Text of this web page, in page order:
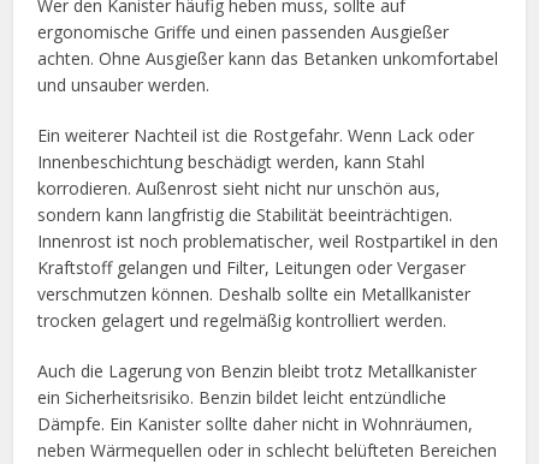
Wer den Kanister häufig heben muss, sollte auf
ergonomische Griffe und einen passenden Ausgießer
achten. Ohne Ausgießer kann das Betanken unkomfortabel
und unsauber werden.
Ein weiterer Nachteil ist die Rostgefahr. Wenn Lack oder
Innenbeschichtung beschädigt werden, kann Stahl
korrodieren. Außenrost sieht nicht nur unschön aus,
sondern kann langfristig die Stabilität beeinträchtigen.
Innenrost ist noch problematischer, weil Rostpartikel in den
Kraftstoff gelangen und Filter, Leitungen oder Vergaser
verschmutzen können. Deshalb sollte ein Metallkanister
trocken gelagert und regelmäßig kontrolliert werden.
Auch die Lagerung von Benzin bleibt trotz Metallkanister
ein Sicherheitsrisiko. Benzin bildet leicht entzündliche
Dämpfe. Ein Kanister sollte daher nicht in Wohnräumen,
neben Wärmequellen oder in schlecht belüfteten Bereichen